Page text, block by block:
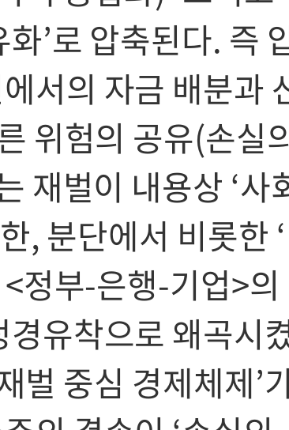
’로 압축된다. 즉
서의 자금 배분과
위험의 공유(손실
재벌이 내용상 ‘사
, 분단에서 비롯한
정부-은행-기업>의
유착으로 왜곡시
벌 중심 경제체제’